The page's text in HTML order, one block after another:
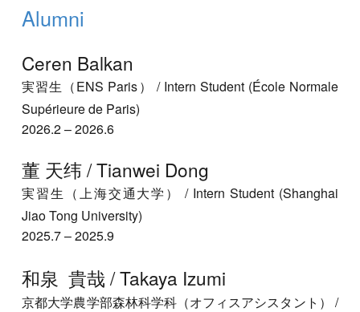
Alumni
Ceren Balkan
実習生（ENS Paris） / Intern Student (École Normale
Supérieure de Paris)
2026.2–2026.6
董 天纬 / Tianwei Dong
実習生（上海交通大学）/ Intern Student(Shanghai
Jiao Tong University)
2025.7–2025.9
和泉 貴哉 / Takaya Izumi
京都大学農学部森林科学科（オフィスアシスタント） /